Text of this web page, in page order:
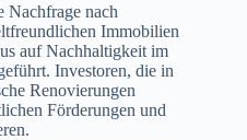
Nachfrage nach
Immobilien
auf Nachhaltigkeit im
Investoren, die in
Renovierungen
Förderungen und